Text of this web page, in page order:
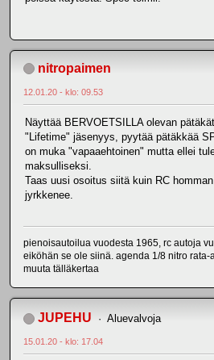
nitropaimen
12.01.20 - klo: 09.53
Näyttää BERVOETSILLA olevan
"Lifetime" jäsenyys, pyytää pätäkkää
on muka "vapaaehtoinen" mutta ellei
maksulliseksi.
Taas uusi osoitus siitä kuin RC
jyrkkenee.
pienoisautoilua vuodesta 1965, rc autoja
eiköhän se ole siinä. agenda 1/8 nitro rata-
muuta tälläkertaa
JUPEHU Aluevalvoja
15.01.20 - klo: 17.04